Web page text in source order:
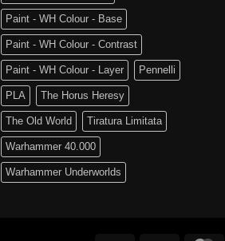
Paint - WH Colour - Base
Paint - WH Colour - Contrast
Paint - WH Colour - Layer Pennelli
PLA The Horus Heresy
The Old World Tiratura Limitata
Warhammer 40.000
Warhammer Underworlds